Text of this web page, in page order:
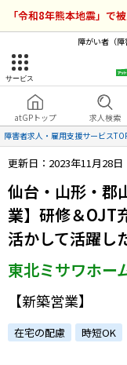
「令和8年熊本地震」で
障がい者（
サービス
atGPトップ 求人検索
障害者求人・雇用支援サービス
更新日：2023年11月28日
仙台・山形・郡
業】研修＆OJT
活かして活躍し
東北ミサワホー
【新築営業】
在宅の配慮 時短OK
障害
サ
就転職支援サービス
障害者専門の就転職
障害者アスリート専
ログイン
atGPトップ
各種サービス
求人を紹介してもらう
スカウトを受ける